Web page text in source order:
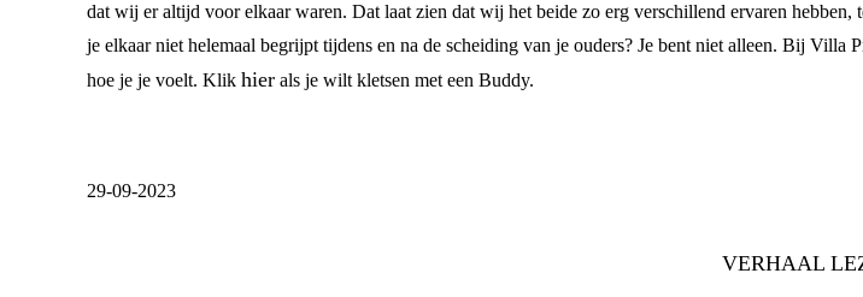
dat wij er altijd voor elkaar waren. Dat laat zien dat wij het beide zo erg verschillend ervaren
je elkaar niet helemaal begrijpt tijdens en na de scheiding van je ouders? Je bent niet alleen. Bij
hoe je je voelt. Klik hier als je wilt kletsen met een Buddy.
29-09-2023
VERHAAL